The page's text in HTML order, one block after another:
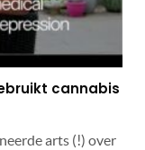
cannabis
arts (!) over